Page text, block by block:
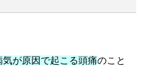
が原因で起こる頭痛のこと